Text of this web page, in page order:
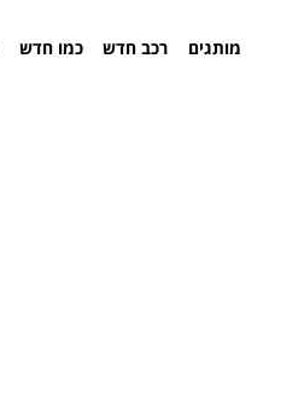
מותגים רכב חדש כמו חדש